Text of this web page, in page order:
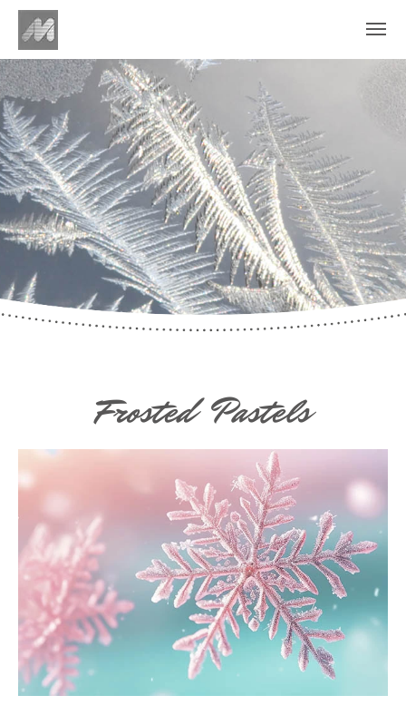
Frosted Pastels